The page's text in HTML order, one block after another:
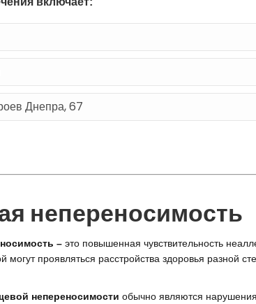
непереносимость
– это повышенная чувствительность
могут проявляться расстройства здоровья
непереносимости обычно являются